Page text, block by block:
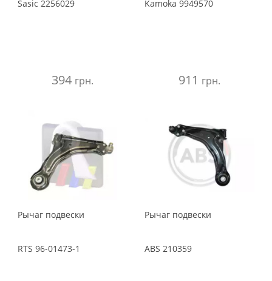
Sasic 2256029
394 грн.
Kamoka 9949570
911 грн.
Рычаг подвески
RTS 96-01473-1
Рычаг подвески
ABS 210359